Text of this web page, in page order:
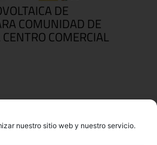
nuestro sitio web y nuestro servicio.
DE
COMUNIDAD DE
COMERCIAL